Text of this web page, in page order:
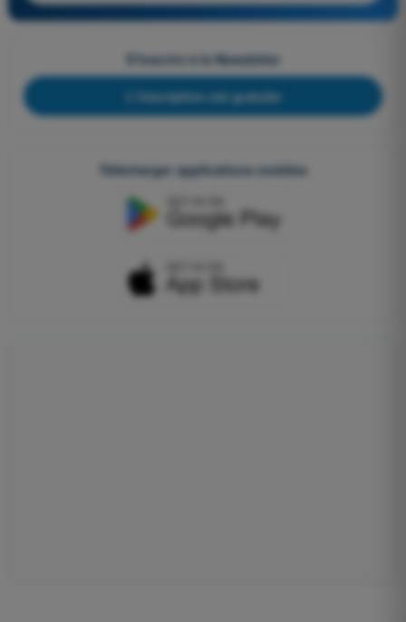
S'inscrire à la Newsletter
L'inscription est gratuite
Télécharger applications mobiles